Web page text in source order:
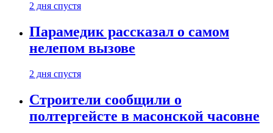
2 дня спустя
Парамедик рассказал о самом
нелепом вызове
2 дня спустя
Строители сообщили о
полтергейсте в масонской часовне